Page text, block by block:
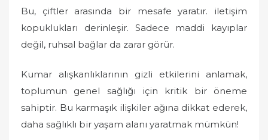
Bu, çiftler arasında bir mesafe yaratır. iletişim
kopuklukları derinleşir. Sadece maddi kayıplar
değil, ruhsal bağlar da zarar görür.
Kumar alışkanlıklarının gizli etkilerini anlamak,
toplumun genel sağlığı için kritik bir öneme
sahiptir. Bu karmaşık ilişkiler ağına dikkat ederek,
daha sağlıklı bir yaşam alanı yaratmak mümkün!